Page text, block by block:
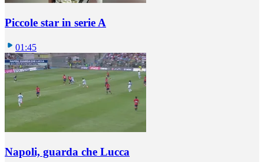
Piccole star in serie A
01:45
Napoli, guarda che Lucca